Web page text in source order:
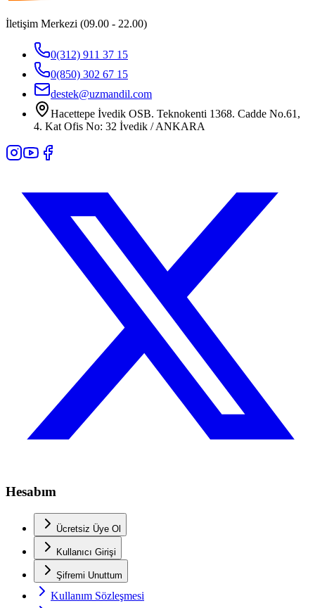
İletişim Merkezi (09.00 - 22.00)
0(312) 911 37 15
0(850) 302 67 15
destek@uzmandil.com
Hacettepe İvedik OSB. Teknokenti 1368. Cadde No.61,
4. Kat Ofis No: 32 İvedik / ANKARA
Hesabım
Ücretsiz Üye Ol
Kullanıcı Girişi
Şifremi Unuttum
Kullanım Sözleşmesi